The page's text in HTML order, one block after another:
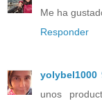
Me ha
Responder
yolybel1000
unos